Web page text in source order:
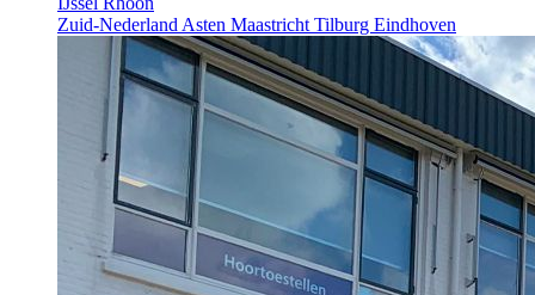
Zuid-Nederland Asten Maastricht Tilburg Eindhoven